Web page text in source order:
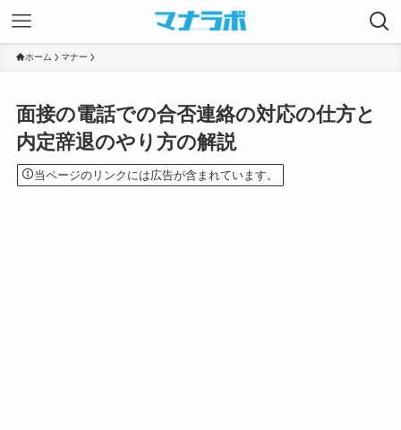
ホーム マナー
面接の電話での合否連絡の対応の仕方と
内定辞退のやり方の解説
当ページのリンクには広告が含まれています。